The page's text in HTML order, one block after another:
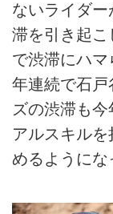
ないライダ
滞を引き起こ
で渋滞にハ
年連続で石戸
ズの渋滞も
アルスキル
めるようにな